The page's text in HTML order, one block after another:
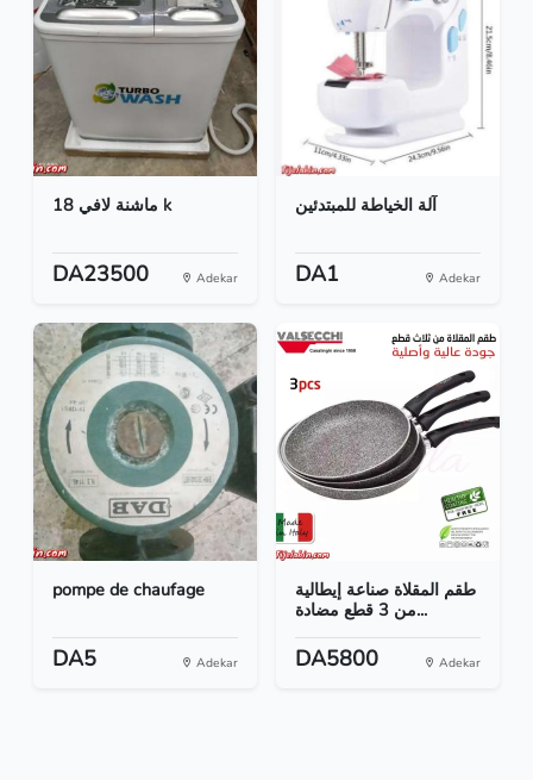
ماشنة لافي 18 k
DA23500 Adekar
آلة الخياطة للمبتدئين
DA1 Adekar
pompe de chaufage
DA5 Adekar
طقم المقلاة صناعة إيطالية
من 3 قطع مضادة...
DA5800 Adekar